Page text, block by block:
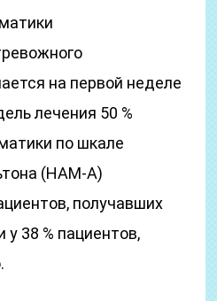
на первой неделе
лечения 50 %
по шкале
(НАМ-А)
получавших
у 38 % пациентов,